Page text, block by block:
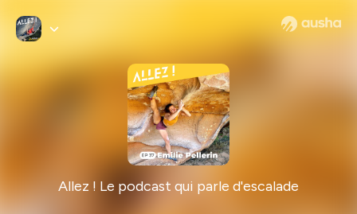
Allez ! Le podcast qui parle d'escalade